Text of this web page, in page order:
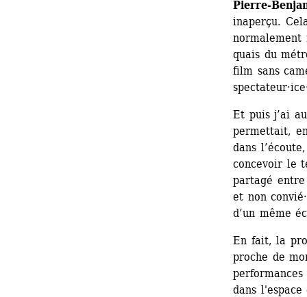
Pierre-
inaperçu.
normalement
quais du
film sans
Et puis j’ai
permettait,
dans
concevoir le
partagé entre
et non
d’un même
En fait, la
proche de
dans